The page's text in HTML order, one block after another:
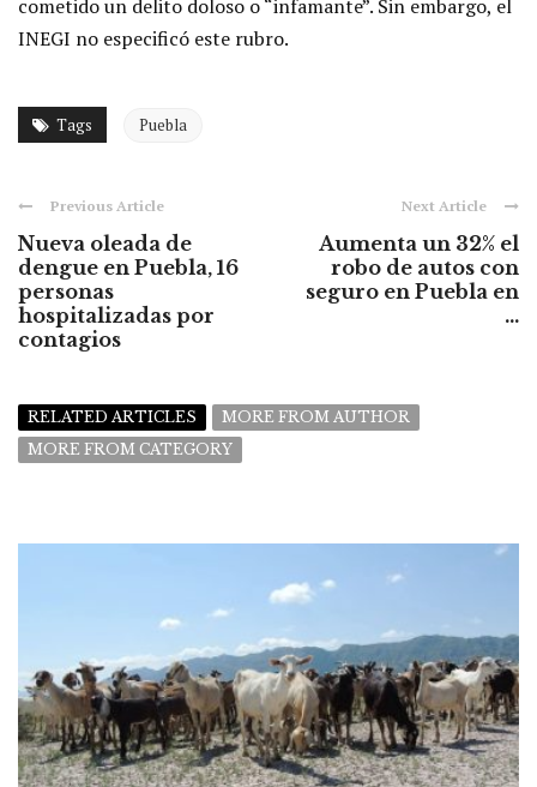
cometido un delito doloso o “infamante”. Sin embargo, el
INEGI no especificó este rubro.
Tags Puebla
Previous Article
Nueva oleada de
dengue en Puebla, 16
personas
hospitalizadas por
contagios
Next Article
Aumenta un 32% el
robo de autos con
seguro en Puebla en
...
RELATED ARTICLES
MORE FROM AUTHOR
MORE FROM CATEGORY